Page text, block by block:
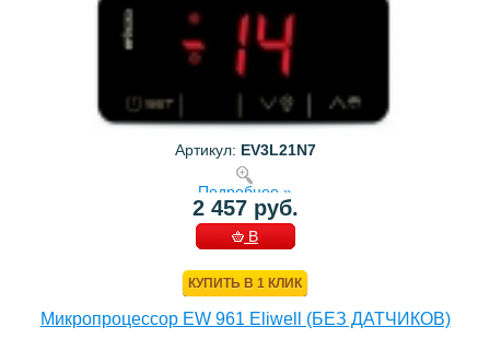
Артикул: EV3L21N7
Подробнее »
2 457 руб.
В
КУПИТЬ В 1 КЛИК
Микропроцессор EW 961 Eliwell (БЕЗ ДАТЧИКОВ)